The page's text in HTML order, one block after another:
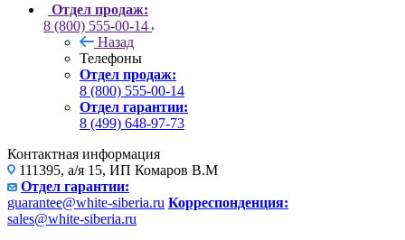
Отдел продаж:
8 (800) 555-00-14
Назад
Телефоны
Отдел продаж:
8 (800) 555-00-14
Отдел гарантии:
8 (499) 648-97-73
Контактная информация
111395, а/я 15, ИП Комаров В.М
Отдел гарантии:
guarantee@white-siberia.ru Корреспонденция:
sales@white-siberia.ru